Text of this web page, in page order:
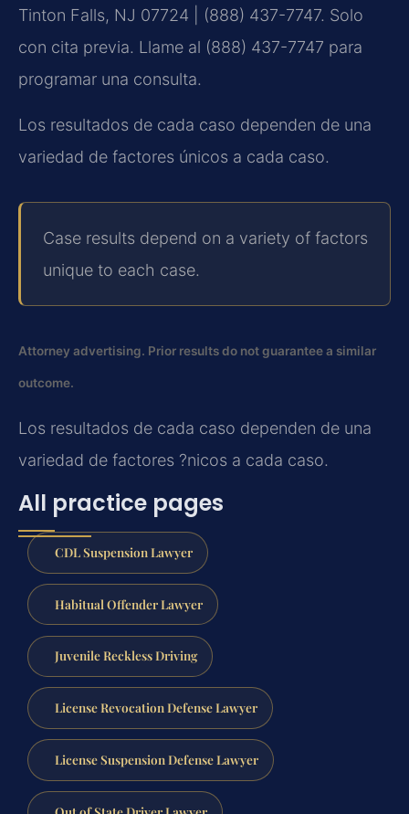
Tinton Falls, NJ 07724 | (888) 437-7747. Solo
con cita previa. Llame al (888) 437-7747 para
programar una consulta.
Los resultados de cada caso dependen de una
variedad de factores únicos a cada caso.
Case results depend on a variety of factors
unique to each case.
Attorney advertising. Prior results do not guarantee a similar
outcome.
Los resultados de cada caso dependen de una
variedad de factores ?nicos a cada caso.
All practice pages
CDL Suspension Lawyer
Habitual Offender Lawyer
Juvenile Reckless Driving
License Revocation Defense Lawyer
License Suspension Defense Lawyer